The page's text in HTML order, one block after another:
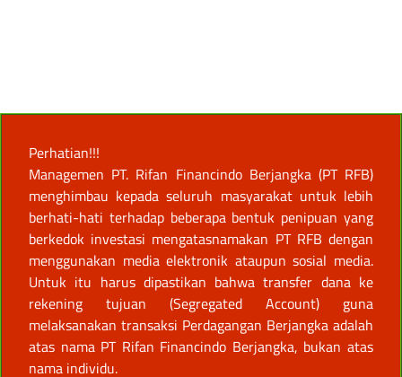
Perhatian!!!
Managemen PT. Rifan Financindo Berjangka (PT RFB)
menghimbau kepada seluruh masyarakat untuk lebih
berhati-hati terhadap beberapa bentuk penipuan yang
berkedok investasi mengatasnamakan PT RFB dengan
menggunakan media elektronik ataupun sosial media.
Untuk itu harus dipastikan bahwa transfer dana ke
rekening tujuan (Segregated Account) guna
melaksanakan transaksi Perdagangan Berjangka adalah
atas nama PT Rifan Financindo Berjangka, bukan atas
nama individu.